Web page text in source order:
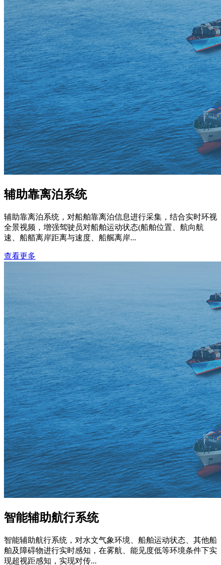
辅助靠离泊系统
辅助靠离泊系统，对船舶靠离泊信息进行采集，结合实时环视
全景视频，增强驾驶员对船舶运动状态(船舶位置、航向航
速、船艏离岸距离与速度、船艉离岸...
查看更多
智能辅助航行系统
智能辅助航行系统，对水文气象环境、船舶运动状态、其他船
舶及障碍物进行实时感知，在雾航、能见度低等环境条件下实
现超视距感知，实现对传...